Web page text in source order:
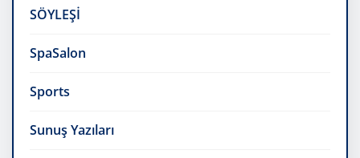
SÖYLEŞİ
SpaSalon
Sports
Sunuş Yazıları